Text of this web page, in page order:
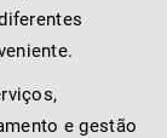
e gestão